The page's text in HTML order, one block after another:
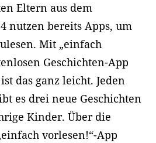
Eltern aus dem
nutzen bereits Apps, um
Mit „einfach
Geschichten-App
das ganz leicht. Jeden
es drei neue Geschichten
Kinder. Über die
vorlesen!“-App